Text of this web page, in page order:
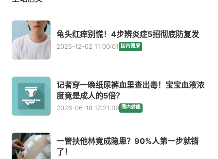
龟头红痒别慌！4步辨炎症5招彻底防复发
2025-12-02 11:00:01 国内健康
记者穿一晚纸尿裤血里查出毒！宝宝血液浓
度竟是成人的5倍？
2026-06-18 17:21:09 国内健康
一管扶他林竟成隐患？90%人第一步就错
了！